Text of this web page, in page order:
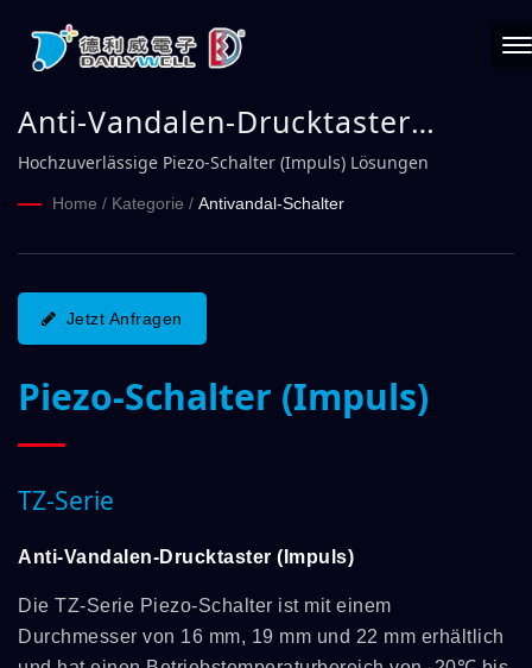
Anti-Vandalen-Drucktaster
(Impuls) TZ-Serie | DAILYWELL
Hochzuverlässige Piezo-Schalter (Impuls) Lösungen
Home / Kategorie / Antivandal-Schalter
Jetzt Anfragen
Piezo-Schalter (Impuls)
TZ-Serie
Anti-Vandalen-Drucktaster (Impuls)
Die TZ-Serie Piezo-Schalter ist mit einem
Durchmesser von 16 mm, 19 mm und 22 mm erhältlich